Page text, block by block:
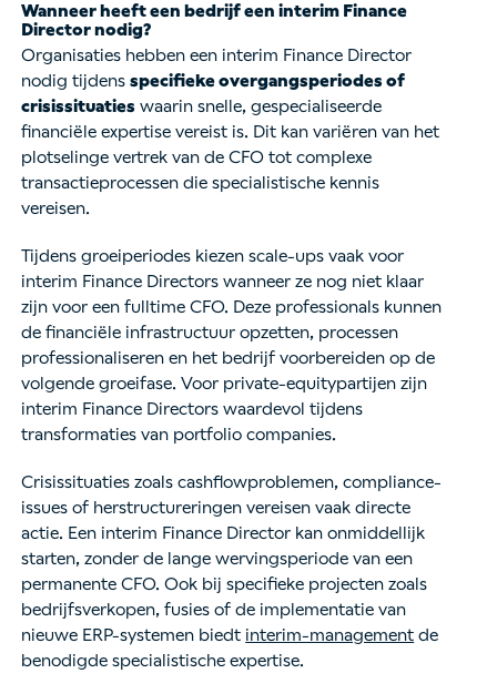
Wanneer heeft een bedrijf een interim Finance
Director nodig?
Organisaties hebben een interim Finance Director
nodig tijdensspecifieke overgangsperiodes of
crisissituaties waarin snelle, gespecialiseerde
financiële expertise vereist is. Dit kan variëren van het
plotselinge vertrek van de CFO tot complexe
transactieprocessen die specialistische kennis
vereisen.
Tijdens groeiperiodes kiezen scale-ups vaak voor
interim Finance Directors wanneer ze nog niet klaar
zijn voor een fulltime CFO. Deze professionals kunnen
de financiële infrastructuur opzetten, processen
professionaliseren en het bedrijf voorbereiden op de
volgende groeifase. Voor private-equitypartijen zijn
interim Finance Directors waardevol tijdens
transformaties van portfolio companies.
Crisissituaties zoals cashflowproblemen, compliance-
issues of herstructureringen vereisen vaak directe
actie. Een interim Finance Director kan onmiddellijk
starten, zonder de lange wervingsperiode van een
permanente CFO. Ook bij specifieke projecten zoals
bedrijfsverkopen, fusies of de implementatie van
nieuwe ERP-systemen biedt interim-management de
benodigde specialistische expertise.